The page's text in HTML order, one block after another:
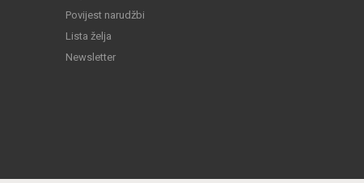
Povijest narudžbi
Lista želja
Newsletter